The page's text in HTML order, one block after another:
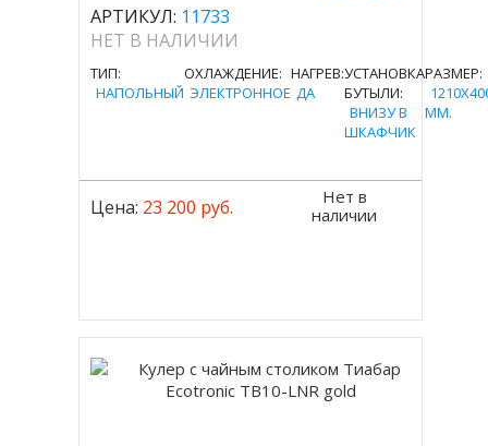
АРТИКУЛ: 11733
НЕТ В НАЛИЧИИ
ТИП:
НАПОЛЬНЫЙ
ОХЛАЖДЕНИЕ:
ЭЛЕКТРОННОЕ
НАГРЕВ:
ДА
УСТАНОВКА
БУТЫЛИ:
ВНИЗУ В
ШКАФЧИК
РАЗМЕР:
MM.
Цена: 23 200 руб.
Нет в
наличии